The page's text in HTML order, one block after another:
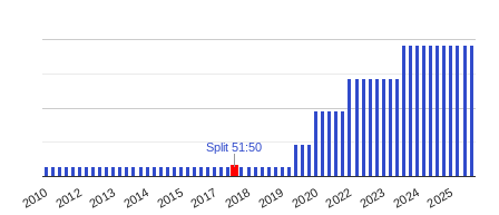
2010 2012 2013 2014 2015 2017 2018 2019 2020 2022 2023 2024 2025
Split 51:50